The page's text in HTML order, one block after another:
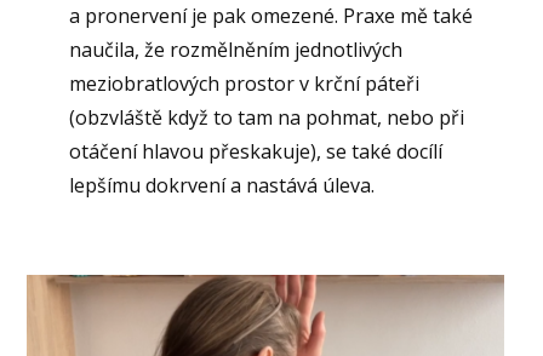
a pronervení je pak omezené. Praxe mě také
naučila, že rozmělněním jednotlivých
meziobratlových prostor v krční páteři
(obzvláště když to tam na pohmat, nebo při
otáčení hlavou přeskakuje), se také docílí
lepšímu dokrvení a nastává úleva.